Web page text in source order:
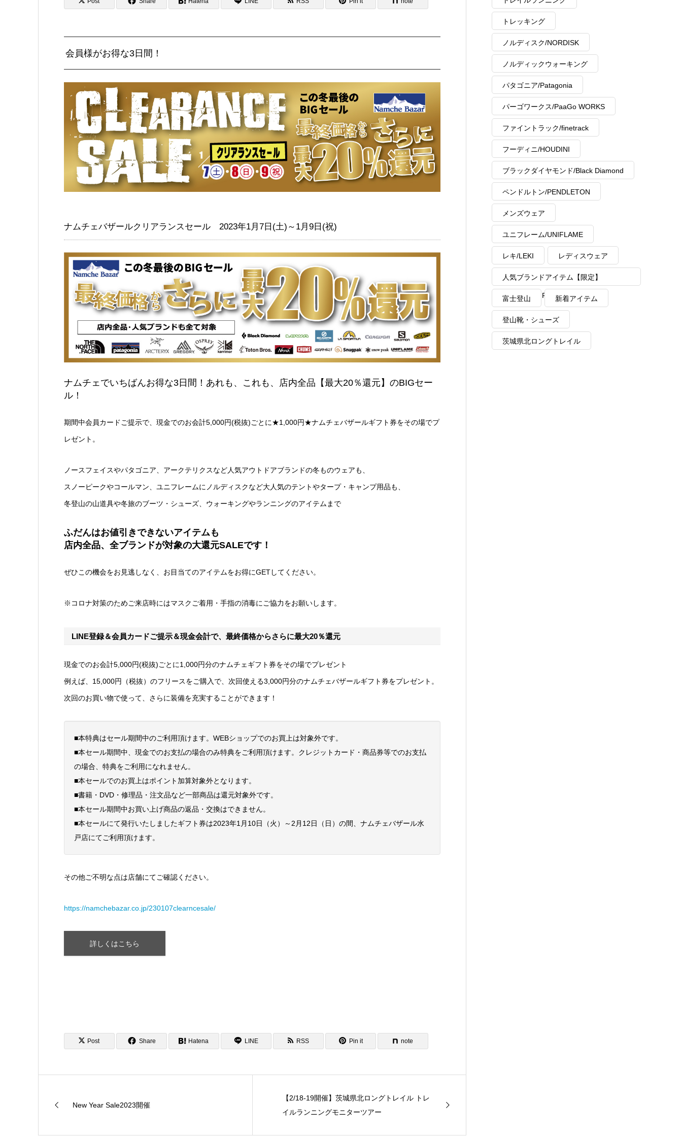
会員様がお得な3日間！
ナムチェバザールクリアランスセール 2023年1月7日(土)～1月9日(祝)
ナムチェでいちばんお得な3日間！あれも、これも、店内全品【最大20％還元】のBIGセー
ル！
期間中会員カードご提示で、現金でのお会計5,000円(税抜)ごとに★1,000円★ナムチェバザールギフト券をその場でプ
レゼント。
ノースフェイスやパタゴニア、アークテリクスなど人気アウトドアブランドの冬ものウェアも、
スノーピークやコールマン、ユニフレームにノルディスクなど大人気のテントやタープ・キャンプ用品も、
冬登山の山道具や冬旅のブーツ・シューズ、ウォーキングやランニングのアイテムまで
ふだんはお値引きできないアイテムも
店内全品、全ブランドが対象の大還元SALEです！
ぜひこの機会をお見逃しなく、お目当てのアイテムをお得にGETしてください。
※コロナ対策のためご来店時にはマスクご着用・手指の消毒にご協力をお願いします。
LINE登録＆会員カードご提示＆現金会計で、最終価格からさらに最大20％還元
現金でのお会計5,000円(税抜)ごとに1,000円分のナムチェギフト券をその場でプレゼント
例えば、15,000円（税抜）のフリースをご購入で、次回使える3,000円分のナムチェバザールギフト券をプレゼント。
次回のお買い物で使って、さらに装備を充実することができます！
■本特典はセール期間中のご利用頂けます。WEBショップでのお買上は対象外です。
■本セール期間中、現金でのお支払の場合のみ特典をご利用頂けます。クレジットカード・商品券等でのお支払
の場合、特典をご利用になれません。
■本セールでのお買上はポイント加算対象外となります。
■書籍・DVD・修理品・注文品など一部商品は還元対象外です。
■本セール期間中お買い上げ商品の返品・交換はできません。
■本セールにて発行いたしましたギフト券は2023年1月10日（火）～2月12日（日）の間、ナムチェバザール水
戸店にてご利用頂けます。
その他ご不明な点は店舗にてご確認ください。
https://namchebazar.co.jp/230107clearncesale/
詳しくはこちら
Post Share Hatena LINE RSS Pin it note
New Year Sale2023開催
【2/18-19開催】茨城県北ロングトレイル トレ
イルランニングモニターツアー
トレッキング
ノルディスク/NORDISK
ノルディックウォーキング
パタゴニア/Patagonia
パーゴワークス/PaaGo WORKS
ファイントラック/finetrack
フーディニ/HOUDINI
ブラックダイヤモンド/Black Diamond
ペンドルトン/PENDLETON
メンズウェア
ユニフレーム/UNIFLAME
レキ/LEKI レディスウェア
人気ブランドアイテム【限定】
MAX40%OFF
富士登山 新着アイテム
登山靴・シューズ
茨城県北ロングトレイル